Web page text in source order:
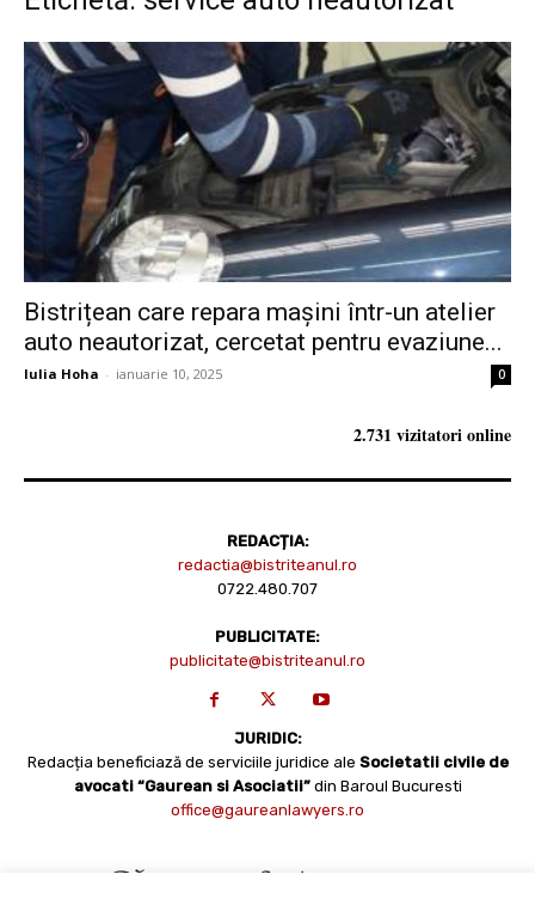
Bistrițean care repara mașini într-un atelier
auto neautorizat, cercetat pentru evaziune...
Iulia Hoha - ianuarie 10, 2025 0
2.731 vizitatori online
REDACȚIA:
redactia@bistriteanul.ro
0722.480.707
PUBLICITATE:
publicitate@bistriteanul.ro
JURIDIC:
Redacția beneficiază de serviciile juridice ale Societatii civile de
avocati “Gaurean si Asociatii” din Baroul Bucuresti
office@gaureanlawyers.ro